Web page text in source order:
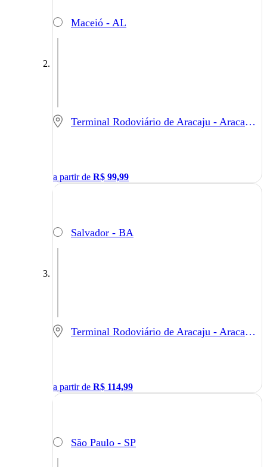
Maceió - AL
Terminal Rodoviário de Aracaju - Aracaju - SE
a partir de R$ 99,99
Salvador - BA
Terminal Rodoviário de Aracaju - Aracaju - SE
a partir de R$ 114,99
São Paulo - SP